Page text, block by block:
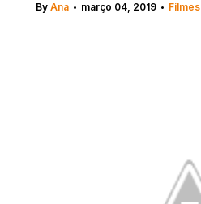
By Ana • março 04, 2019 • Filmes